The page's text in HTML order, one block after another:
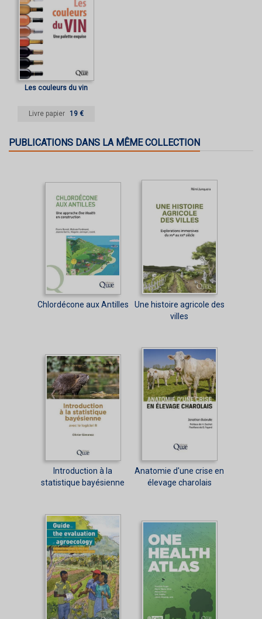
Les couleurs du vin
Livre papier 19 €
PUBLICATIONS DANS LA MÊME COLLECTION
Chlordécone aux Antilles
Une histoire agricole des
villes
Introduction à la
statistique bayésienne
Anatomie d'une crise en
élevage charolais